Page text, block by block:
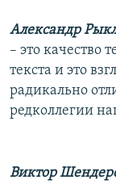
Александр
– это качество
текста и это
радикально
редколлегии
Виктор